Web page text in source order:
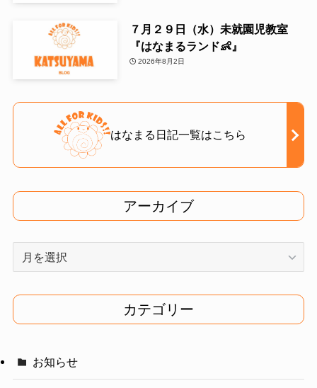
７月２９日（水）未就園児教室
『はなまるランド👶』
2026年8月2日
はなまる日記一覧はこちら
アーカイブ
イ
ブ
カテゴリー
お知らせ